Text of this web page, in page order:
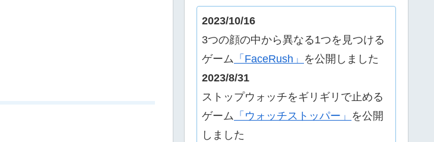
2023/10/16
3つの顔の中から異なる1つを見つける
ゲーム 「FaceRush」 を公開しました
2023/8/31
ストップウォッチをギリギリで止める
ゲーム 「ウォッチストッパー」 を公開
しました